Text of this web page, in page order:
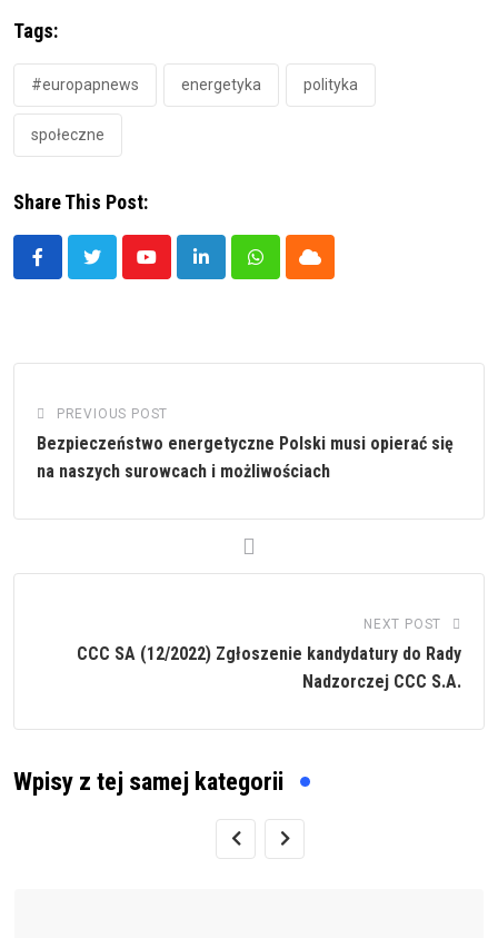
Tags:
#europapnews energetyka polityka
społeczne
Share This Post:
YoutubeLinkedInWhatsappCloud
PREVIOUS POST
Bezpieczeństwo energetyczne Polski musi opierać się
na naszych surowcach i możliwościach
NEXT POST
CCC SA (12/2022) Zgłoszenie kandydatury do Rady
Nadzorczej CCC S.A.
Wpisy z tej samej kategorii